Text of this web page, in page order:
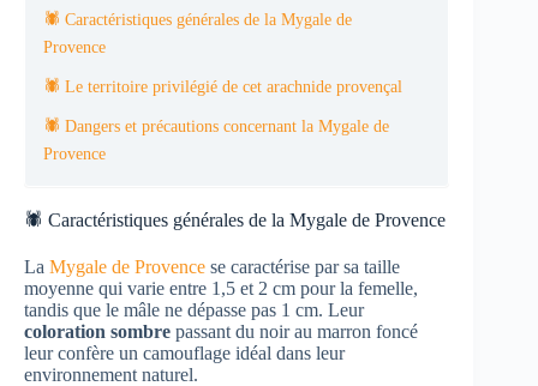
🕷️ Caractéristiques générales de la Mygale de
Provence
🕷️ Le territoire privilégié de cet arachnide provençal
🕷️ Dangers et précautions concernant la Mygale de
Provence
🕷️ Caractéristiques générales de la Mygale de Provence
La Mygale de Provence se caractérise par sa taille
moyenne qui varie entre 1,5 et 2 cm pour la femelle,
tandis que le mâle ne dépasse pas 1 cm. Leur
coloration sombre passant du noir au marron foncé
leur confère un camouflage idéal dans leur
environnement naturel.